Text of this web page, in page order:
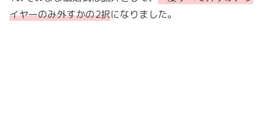
イヤーのみ外すかの2択になりました。